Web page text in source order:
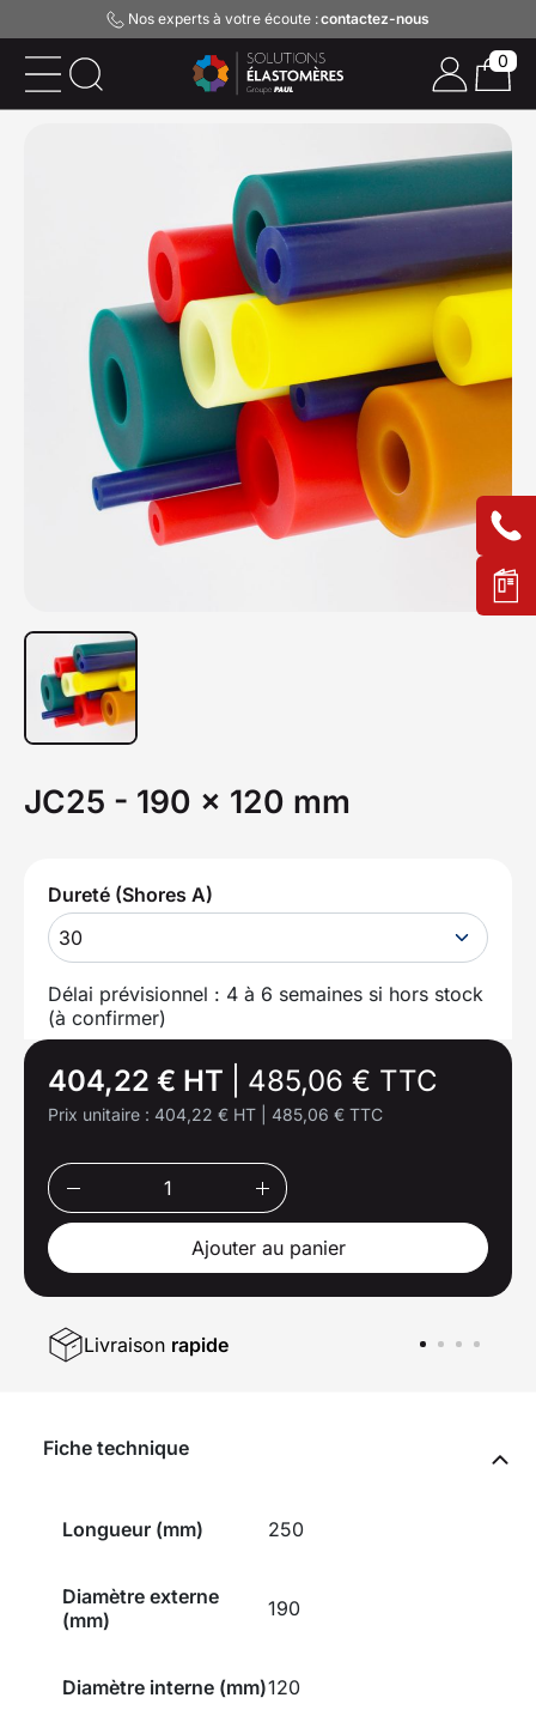
Nos experts à votre écoute :contactez-nous
JC25 - 190 x 120 mm
Dureté (Shores A)
30
Délai prévisionnel : 4 à 6 semaines si hors stock
(à confirmer)
404,22 € HT 485,06 € TTC
Prix unitaire : 404,22 € HT 485,06 € TTC
Ajouter au panier
Livraison rapide
Fiche technique
Longueur (mm) 250
Diamètre externe
(mm)
190
Diamètre interne (mm)120
0